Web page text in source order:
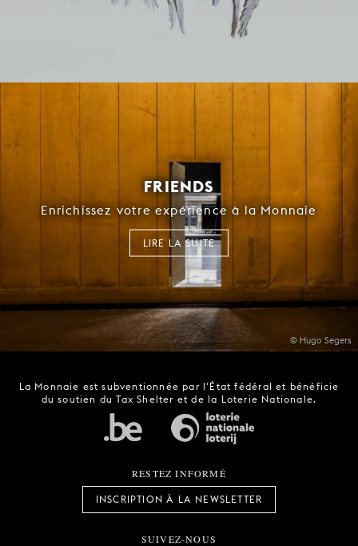
© Hugo Segers
FRIENDS
Enrichissez votre expérience à la Monnaie
LIRE LA SUITE
La Monnaie est subventionnée par l'État fédéral et bénéficie
du soutien du Tax Shelter et de la Loterie Nationale.
RESTEZ INFORMÉ
INSCRIPTION À LA NEWSLETTER
SUIVEZ-NOUS